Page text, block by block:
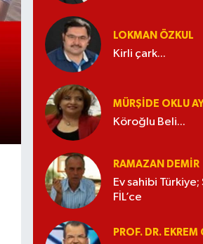
LOKMAN ÖZKUL
Kirli çark...
MÜRŞIDE OKLU
Köroğlu Beli...
RAMAZAN DEMİR
Ev sahibi
FİL’ce
PROF. DR. EKREM